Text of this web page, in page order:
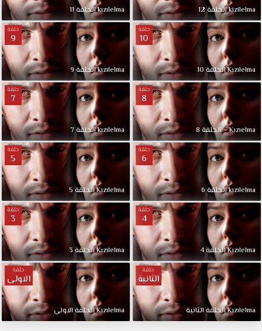
kizilelma الحلقة 12 kızılelma الحلقة 11
حلقة
10
Kızılelma الحلقة 10
حلقة
9
kızılelma الحلقة 9
حلقة
8
Kızıelma – الحلقة 8
حلقة
7
kızılelma الحلقة 7
حلقة
6
kızılelma الحلقة 6
حلقة
5
Kızılelma الحلقة 5
حلقة
4
Kızılelma الحلقة 4
حلقة
3
Kızılelma الحلقة 3
حلقة
الثانية
Kızılelma الحلقة الثانية
حلقة
الاولى
Kızılelma الحلقة الاولى